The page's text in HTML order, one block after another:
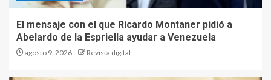
El mensaje con el que Ricardo Montaner pidió a
Abelardo de la Espriella ayudar a Venezuela
agosto 9, 2026 Revista digital